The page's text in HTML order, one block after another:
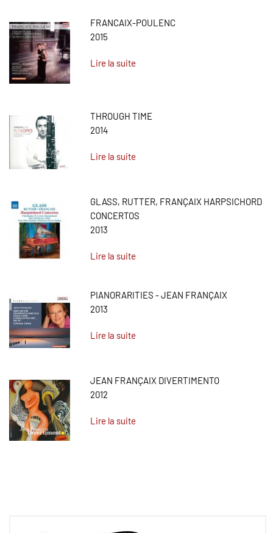
FRANCAIX-POULENC
2015
Lire la suite
THROUGH TIME
2014
Lire la suite
GLASS, RUTTER, FRANÇAIX HARPSICHORD
CONCERTOS
2013
Lire la suite
PIANORARITIES - JEAN FRANÇAIX
2013
Lire la suite
JEAN FRANÇAIX DIVERTIMENTO
2012
Lire la suite